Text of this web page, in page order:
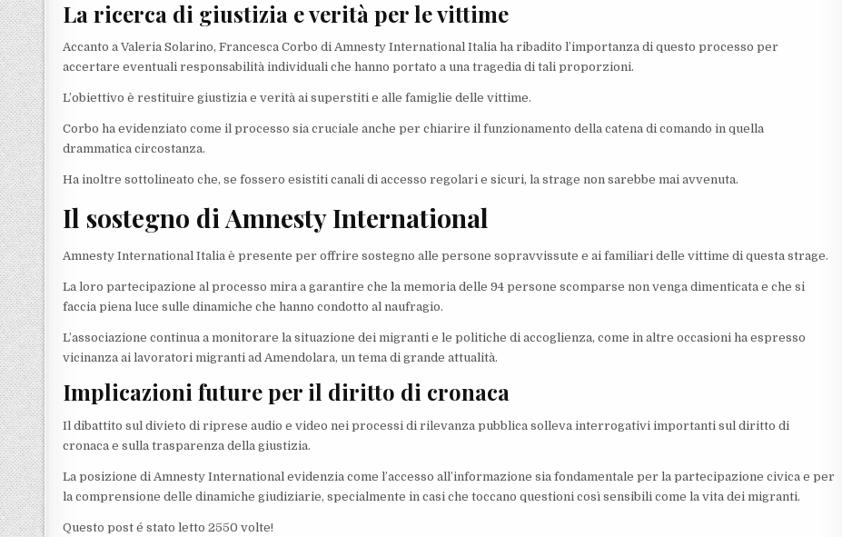
La ricerca di giustizia e verità per le vittime
Accanto a Valeria Solarino, Francesca Corbo di Amnesty International Italia ha ribadito l’importanza di questo processo per
accertare eventuali responsabilità individuali che hanno portato a una tragedia di tali proporzioni.
L’obiettivo è restituire giustizia e verità ai superstiti e alle famiglie delle vittime.
Corbo ha evidenziato come il processo sia cruciale anche per chiarire il funzionamento della catena di comando in quella
drammatica circostanza.
Ha inoltre sottolineato che, se fossero esistiti canali di accesso regolari e sicuri, la strage non sarebbe mai avvenuta.
Il sostegno di Amnesty International
Amnesty International Italia è presente per offrire sostegno alle persone sopravvissute e ai familiari delle vittime di questa strage.
La loro partecipazione al processo mira a garantire che la memoria delle 94 persone scomparse non venga dimenticata e che si
faccia piena luce sulle dinamiche che hanno condotto al naufragio.
L’associazione continua a monitorare la situazione dei migranti e le politiche di accoglienza, come in altre occasioni ha espresso
vicinanza ai lavoratori migranti ad Amendolara, un tema di grande attualità.
Implicazioni future per il diritto di cronaca
Il dibattito sul divieto di riprese audio e video nei processi di rilevanza pubblica solleva interrogativi importanti sul diritto di
cronaca e sulla trasparenza della giustizia.
La posizione di Amnesty International evidenzia come l’accesso all’informazione sia fondamentale per la partecipazione civica e per
la comprensione delle dinamiche giudiziarie, specialmente in casi che toccano questioni così sensibili come la vita dei migranti.
Questo post é stato letto 2550 volte!